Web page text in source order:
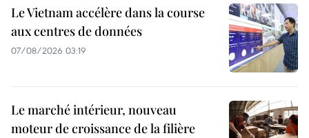
Le Vietnam accélère dans la course
aux centres de données
07/08/2026 03:19
Le marché intérieur, nouveau
moteur de croissance de la filière